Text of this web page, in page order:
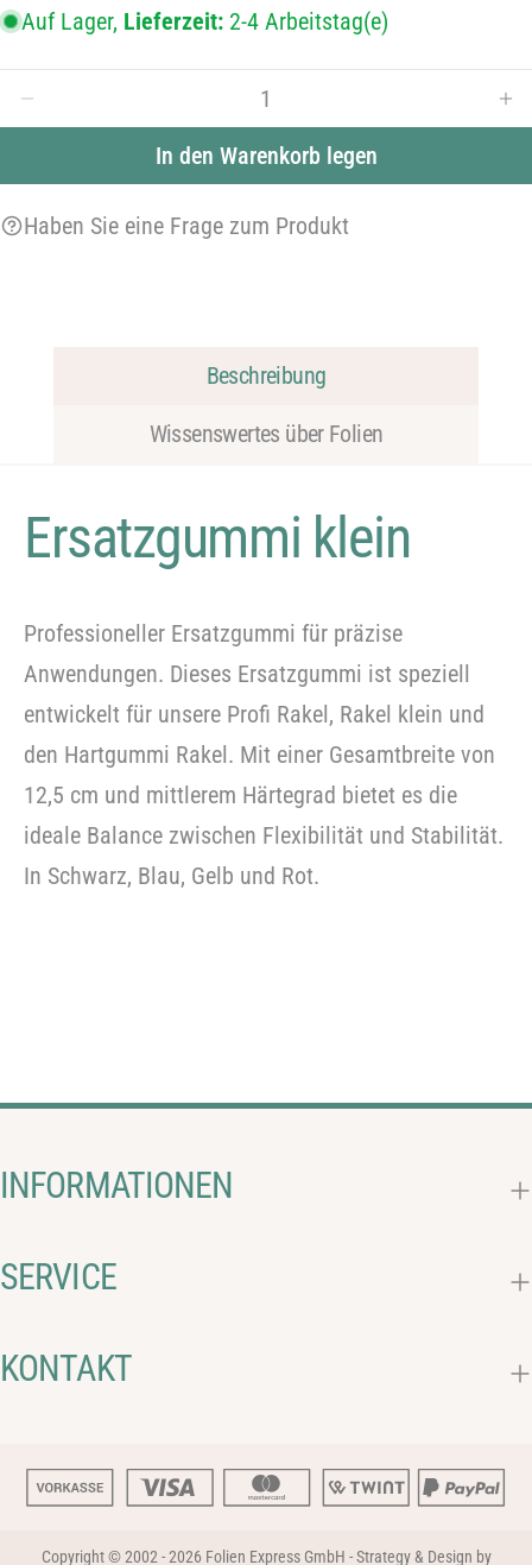
Auf Lager, Lieferzeit: 2-4 Arbeitstag(e)
Menge für Ersatzgummi klein verringern
In den Warenkorb legen
Haben Sie eine Frage zum Produkt
Ihre
Die mit * gekennzeichneten Felder sind Pflichtfelder.
Frage senden
beachten Sie, dass wir Folien nur im
Beschreibung
Wissenswertes über Folien
Ersatzgummi klein
Professioneller Ersatzgummi für präzise
Anwendungen. Dieses Ersatzgummi ist speziell
entwickelt für unsere Profi Rakel, Rakel klein und
den Hartgummi Rakel. Mit einer Gesamtbreite von
12,5 cm und mittlerem Härtegrad bietet es die
ideale Balance zwischen Flexibilität und Stabilität.
In Schwarz, Blau, Gelb und Rot.
INFORMATIONEN
SERVICE
KONTAKT
Copyright © 2002 - 2026 Folien Express GmbH -Strategy & Design by